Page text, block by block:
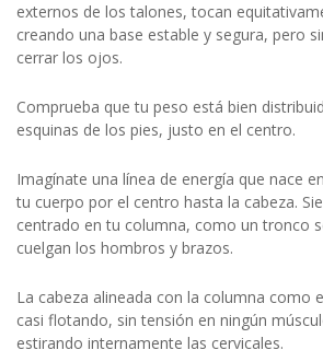
externos de los talones, tocan
creando una base estable y segura, pero
cerrar los ojos.
Comprueba que tu peso está bien
esquinas de los pies, justo en el centro.
Imagínate una línea de energía que nace
tu cuerpo por el centro hasta la cabeza.
centrado en tu columna, como un tronco
cuelgan los hombros y brazos.
La cabeza alineada con la columna como
casi flotando, sin tensión en ningún
estirando internamente las cervicales.